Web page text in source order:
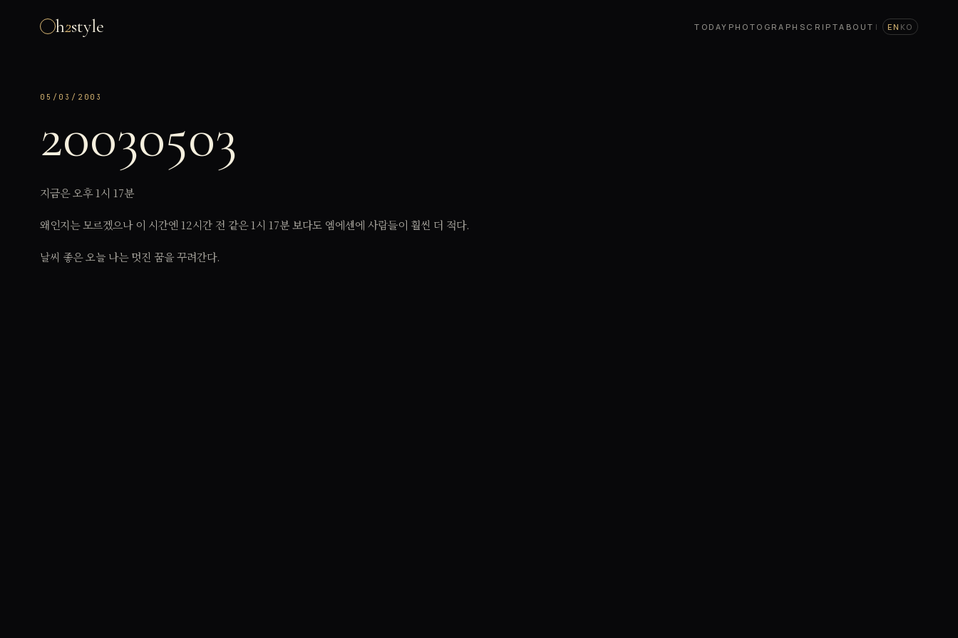
h2style TODAY PHOTOGRAPH SCRIPTABOUT | EN KO
05/03/2003
20030503
지금은 오후 1시 17분
왜인지는 모르겠으나 이 시간엔 12시간 전 같은 1시 17분 보다도 엠에센에 사람들이 훨씬 더 적다.
날씨 좋은 오늘 나는 멋진 꿈을 꾸려간다.